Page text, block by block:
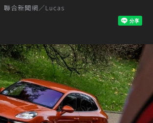
聯合新聞網／Lucas